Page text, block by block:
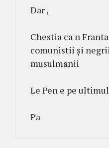
Dar ,
Chestia ca n
comunistii și
musulmanii
Le Pen e pe
Pa